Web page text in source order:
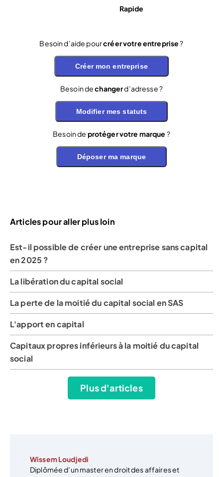
Rapide
Besoin d’aide pourcréer votre entreprise?
Créer mon entreprise
Besoin dechangerd’adresse ?
Modifier mes statuts
Besoin de protéger votre marque ?
Déposer ma marque
Articles pour aller plus loin
Est-il possible de créer une entreprise sans capital
en 2025 ?
La libération du capital social
La perte de la moitié du capital social en SAS
L'apport en capital
Capitaux propres inférieurs à la moitié du capital
social
Plus d'articles
Wissem Loudjedi
Diplômée d’un master en droit des affaires et